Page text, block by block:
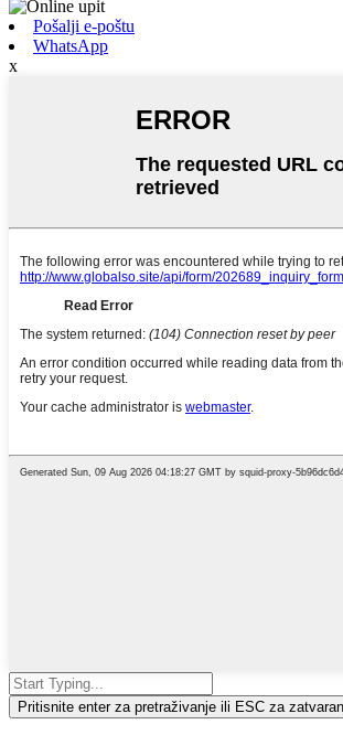
Pošalji e-poštu
WhatsApp
x
Pritisnite enter za pretraživanje ili ESC za